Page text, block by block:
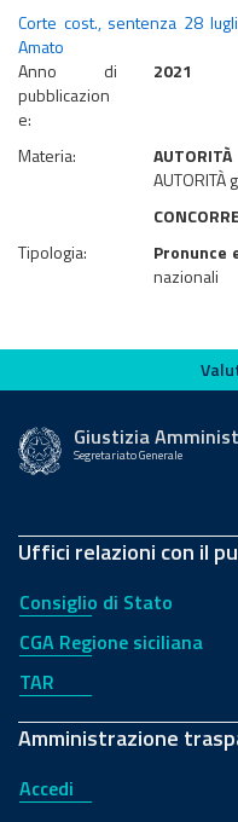
Corte cost., sentenza 28
Amato
Anno di
pubblicazion
e:
2021
Materia:
Tipologia:
Pronunce
nazionali
Valuta questo
Giustizia
Segretariato Generale
Uffici relazioni con il
Consiglio di Stato
CGA Regione siciliana
TAR
Amministrazione
Accedi